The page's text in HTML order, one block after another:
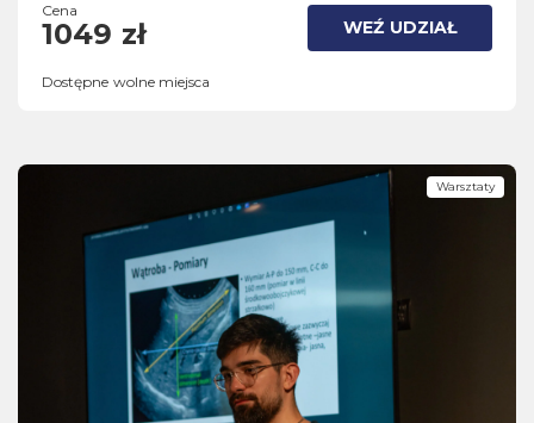
Cena
1049 zł WEŹ UDZIAŁ
Dostępne wolne miejsca
Warsztaty